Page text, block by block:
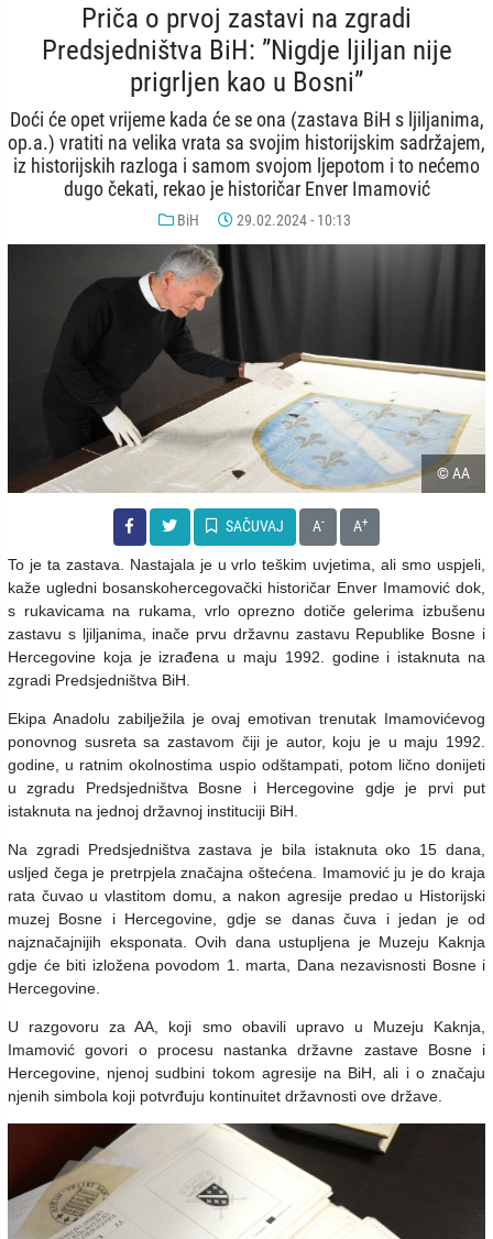
Priča o prvoj zastavi na zgradi
Predsjedništva BiH: ”Nigdje ljiljan nije
prigrljen kao u Bosni”
Doći će opet vrijeme kada će se ona (zastava BiH s ljiljanima,
op.a.) vratiti na velika vrata sa svojim historijskim sadržajem,
iz historijskih razloga i samom svojom ljepotom i to nećemo
dugo čekati, rekao je historičar Enver Imamović
BiH 29.02.2024 - 10:13
© AA
SAČUVAJ A- A+
To je ta zastava. Nastajala je u vrlo teškim uvjetima, ali smo uspjeli,
kaže ugledni bosanskohercegovački historičar Enver Imamović dok,
s rukavicama na rukama, vrlo oprezno dotiče gelerima izbušenu
zastavu s ljiljanima, inače prvu državnu zastavu Republike Bosne i
Hercegovine koja je izrađena u maju 1992. godine i istaknuta na
zgradi Predsjedništva BiH.
Ekipa Anadolu zabilježila je ovaj emotivan trenutak Imamovićevog
ponovnog susreta sa zastavom čiji je autor, koju je u maju 1992.
godine, u ratnim okolnostima uspio odštampati, potom lično donijeti
u zgradu Predsjedništva Bosne i Hercegovine gdje je prvi put
istaknuta na jednoj državnoj instituciji BiH.
Na zgradi Predsjedništva zastava je bila istaknuta oko 15 dana,
usljed čega je pretrpjela značajna oštećena. Imamović ju je do kraja
rata čuvao u vlastitom domu, a nakon agresije predao u Historijski
muzej Bosne i Hercegovine, gdje se danas čuva i jedan je od
najznačajnijih eksponata. Ovih dana ustupljena je Muzeju Kaknja
gdje će biti izložena povodom 1. marta, Dana nezavisnosti Bosne i
Hercegovine.
U razgovoru za AA, koji smo obavili upravo u Muzeju Kaknja,
Imamović govori o procesu nastanka državne zastave Bosne i
Hercegovine, njenoj sudbini tokom agresije na BiH, ali i o značaju
njenih simbola koji potvrđuju kontinuitet državnosti ove države.